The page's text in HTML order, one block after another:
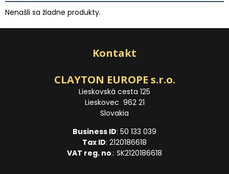
Nenašli sa žiadne produkty.
Kontakt
CLAYTON EUROPE s.r.o.
Lieskovská cesta 125
Lieskovec 962 21
Slovakia
Business ID: 50 133 039
Tax ID: 2120186618
VAT reg. no.: SK2120186618